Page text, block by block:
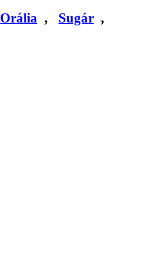
Orália , Sugár ,